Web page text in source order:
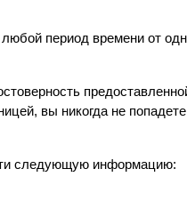
период времени от
вы никогда не
следующую информацию: